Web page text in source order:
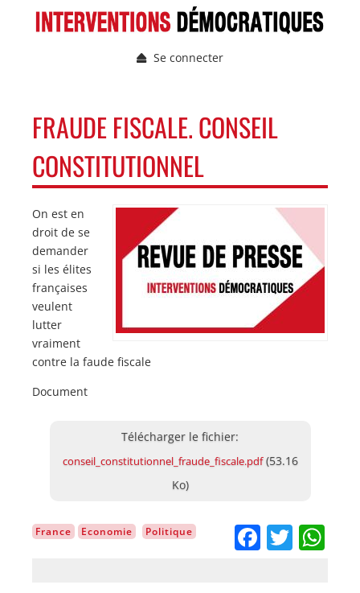
Menu
de
l'utilisateur
Se connecter
PRINCIPALE
FRAUDE FISCALE. CONSEIL
CONSTITUTIONNEL
On est en
droit de se
demander
si les élites
françaises
veulent
lutter
vraiment
contre la faude fiscale
Document
Document
conseil_constitutionnel_fraude_fiscale.pdf (53.16
Ko)
France Economie Politique